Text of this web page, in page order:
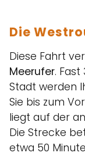
Die
Diese Fahrt
Meerufer.
Stadt werden
Sie bis zum
liegt auf der
Die Strecke
etwa 50